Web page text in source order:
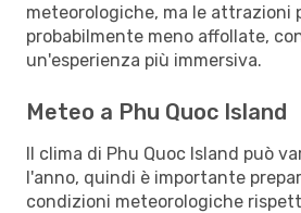
meteorologiche, ma le attrazioni
probabilmente meno affollate,
un'esperienza più immersiva.
Meteo a Phu Quoc Island
Il clima di Phu Quoc Island può
l'anno, quindi è importante
condizioni meteorologiche